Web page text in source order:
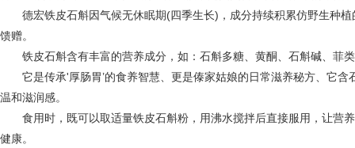
德宏铁皮石斛因气候无休眠期(四季生长)，成分持续积累仿野生种植
馈赠。
铁皮石斛含有丰富的营养成分，如：石斛多糖、黄酮、石斛碱、菲
它是传承'厚肠胃’的食养智慧、更是傣家姑娘的日常滋养秘方、它含
温和滋润感。
食用时，既可以取适量铁皮石斛粉，用沸水搅拌后直接服用，让营
健康。